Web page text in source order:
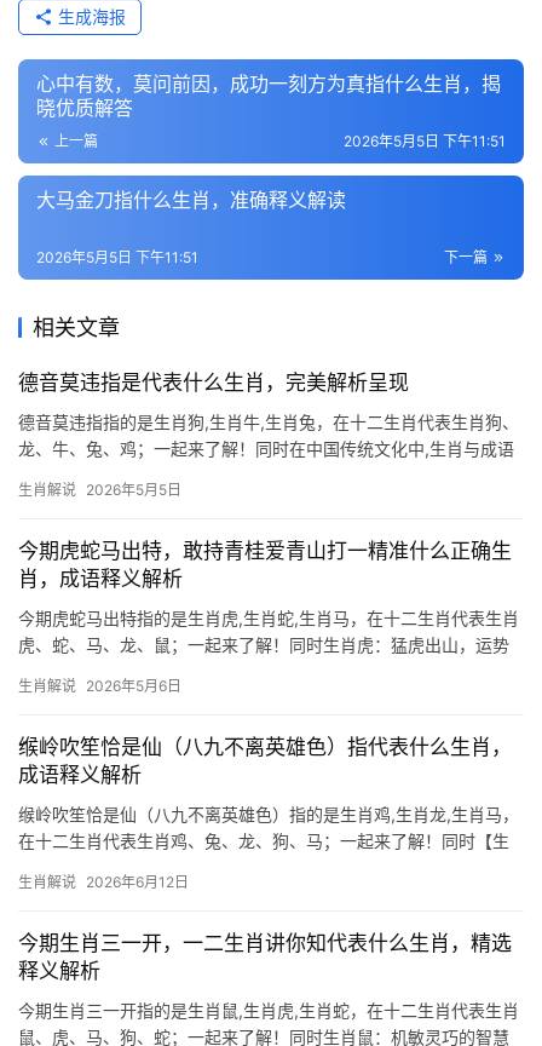
生成海报
心中有数，莫问前因，成功一刻方为真指什么生肖，揭
晓优质解答
上一篇 2026年5月5日 下午11:51
大马金刀指什么生肖，准确释义解读
下一篇
2026年5月5日 下午11:51
相关文章
德音莫违指是代表什么生肖，完美解析呈现
德音莫违指指的是生肖狗,生肖牛,生肖兔，在十二生肖代表生肖狗、
龙、牛、兔、鸡；一起来了解！同时在中国传统文化中,生肖与成语
生肖寓意，并分析与之相关的三个生肖运势，助您在2026年趋吉避
生肖解说 2026年5月5日
今期虎蛇马出特，敢持青桂爱青山打一精准什么正确生
肖，成语释义解析
今期虎蛇马出特指的是生肖虎,生肖蛇,生肖马，在十二生肖代表生肖
虎、蛇、马、龙、鼠；一起来了解！同时生肖虎：猛虎出山，运势
为难得，29岁者易遇贵人提携，41岁则需防“白虎煞”冲撞，破财不
生肖解说 2026年5月6日
缑岭吹笙恰是仙（八九不离英雄色）指代表什么生肖，
成语释义解析
缑岭吹笙恰是仙（八九不离英雄色）指的是生肖鸡,生肖龙,生肖马，
在十二生肖代表生肖鸡、兔、龙、狗、马；一起来了解！同时【生
象，笙音清越如鸡鸣报晓，仙姿飘逸恰合酉鸡的灵性，2026年对生
生肖解说 2026年6月12日
今期生肖三一开，一二生肖讲你知代表什么生肖，精选
释义解析
今期生肖三一开指的是生肖鼠,生肖虎,生肖蛇，在十二生肖代表生肖
鼠、虎、马、狗、蛇；一起来了解！同时生肖鼠：机敏灵巧的智慧